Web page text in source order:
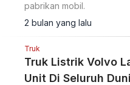
pabrikan mobil.
2 bulan yang lalu
Truk
Truk Listrik Volvo
Unit Di Seluruh